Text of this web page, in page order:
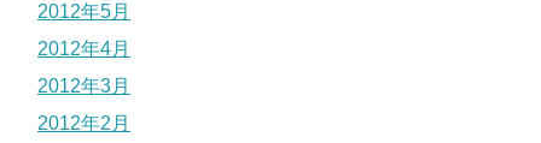
2012年5月
2012年4月
2012年3月
2012年2月